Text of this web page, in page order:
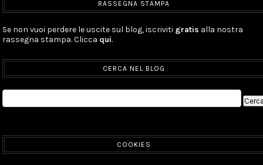
RASSEGNA STAMPA
Se non vuoi perdere le uscite sul blog, iscriviti gratis alla nostra
rassegna stampa. Clicca qui.
CERCA NEL BLOG
COOKIES